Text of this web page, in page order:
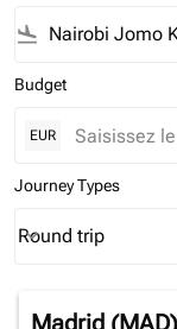
flight_land
Budget
EUR
Journey Types
Journey Types
Round trip
keyboard_arrow_down
Madrid (MAD)